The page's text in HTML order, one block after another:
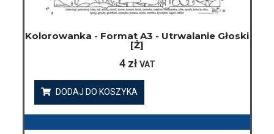
Kolorowanka - Format A3 - Utrwalanie Głoski
[ż]
4 zł VAT
DODAJ DO KOSZYKA